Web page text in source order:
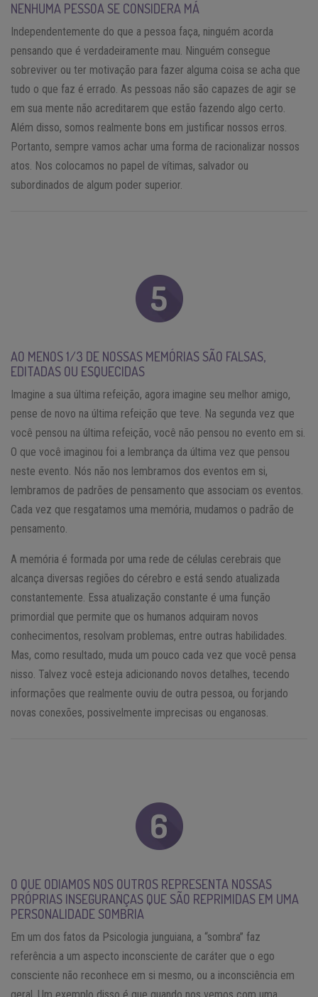
NENHUMA PESSOA SE CONSIDERA MÁ
Independentemente do que a pessoa faça, ninguém acorda
pensando que é verdadeiramente mau. Ninguém consegue
sobreviver ou ter motivação para fazer alguma coisa se acha que
tudo o que faz é errado. As pessoas não são capazes de agir se
em sua mente não acreditarem que estão fazendo algo certo.
Além disso, somos realmente bons em justificar nossos erros.
Portanto, sempre vamos achar uma forma de racionalizar nossos
atos. Nos colocamos no papel de vítimas, salvador ou
subordinados de algum poder superior.
AO MENOS 1/3 DE NOSSAS MEMÓRIAS SÃO FALSAS,
EDITADAS OU ESQUECIDAS
Imagine a sua última refeição, agora imagine seu melhor amigo,
pense de novo na última refeição que teve. Na segunda vez que
você pensou na última refeição, você não pensou no evento em si.
O que você imaginou foi a lembrança da última vez que pensou
neste evento. Nós não nos lembramos dos eventos em si,
lembramos de padrões de pensamento que associam os eventos.
Cada vez que resgatamos uma memória, mudamos o padrão de
pensamento.
A memória é formada por uma rede de células cerebrais que
alcança diversas regiões do cérebro e está sendo atualizada
constantemente. Essa atualização constante é uma função
primordial que permite que os humanos adquiram novos
conhecimentos, resolvam problemas, entre outras habilidades.
Mas, como resultado, muda um pouco cada vez que você pensa
nisso. Talvez você esteja adicionando novos detalhes, tecendo
informações que realmente ouviu de outra pessoa, ou forjando
novas conexões, possivelmente imprecisas ou enganosas.
O QUE ODIAMOS NOS OUTROS REPRESENTA NOSSAS
PRÓPRIAS INSEGURANÇAS QUE SÃO REPRIMIDAS EM UMA
PERSONALIDADE SOMBRIA
Em um dos fatos da Psicologia junguiana, a “sombra” faz
referência a um aspecto inconsciente de caráter que o ego
consciente não reconhece em si mesmo, ou a inconsciência em